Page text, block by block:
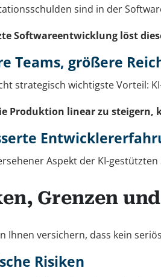
sind in der
Softwareentwicklung löst
Teams, größere
strategisch wichtigste Vorteil:
Produktion linear zu steigern,
Aspekt der KI-
Grenzen
Ihnen versichern, dass kein
Risiken